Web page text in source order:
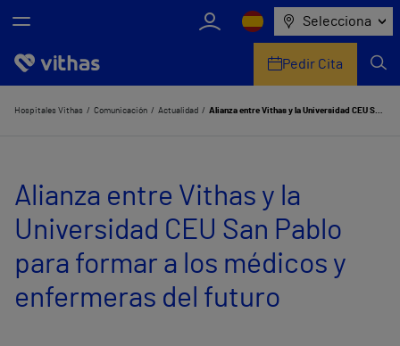
Selecciona
Nosotros
Servicios de salud
Equipo médico y asistencial
Información útil
Pedir Cita
Hospitales Vithas Comunicación Actualidad Alianza entre Vithas y la Universidad CEU San Pablo para formar a los médicos y enfermeras del futuro
Alianza entre Vithas y la
Universidad CEU San Pablo
para formar a los médicos y
enfermeras del futuro